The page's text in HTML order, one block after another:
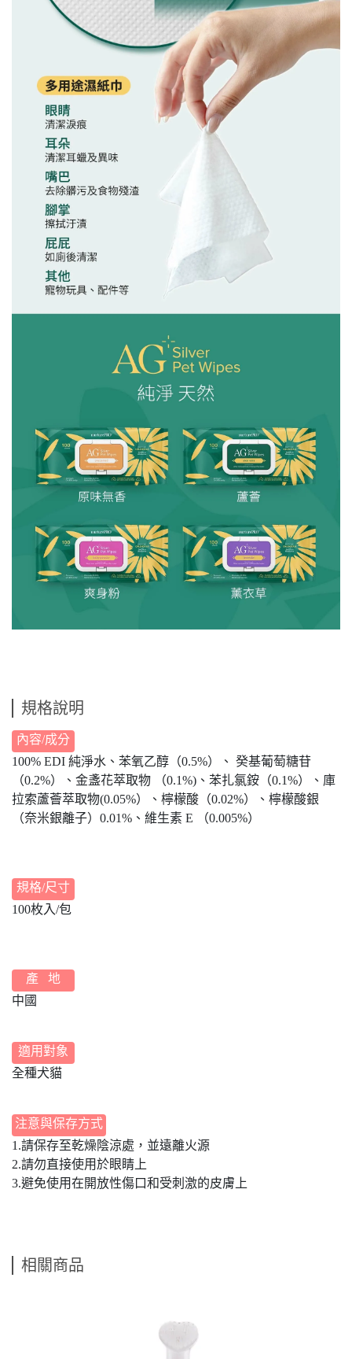
規格說明
內容/成分
100% EDI 純淨水、苯氧乙醇（0.5%）、 癸基葡萄糖苷
（0.2%）、金盞花萃取物 （0.1%)、苯扎氯銨（0.1%）、庫
拉索蘆薈萃取物(0.05%）、檸檬酸（0.02%）、檸檬酸銀
（奈米銀離子）0.01%、維生素 E （0.005%）
規格/尺寸
100枚入/包
產 地
中國
適用對象
全種犬貓
注意與保存方式
1.請保存至乾燥陰涼處，並遠離火源
2.請勿直接使用於眼睛上
3.避免使用在開放性傷口和受刺激的皮膚上
相關商品